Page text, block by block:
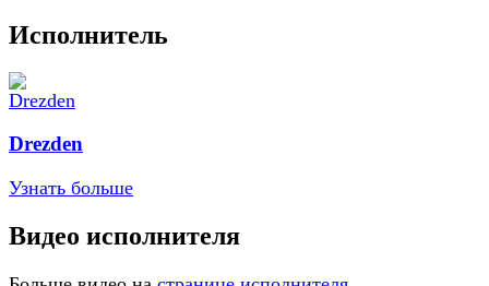
Исполнитель
Drezden
Узнать больше
Видео исполнителя